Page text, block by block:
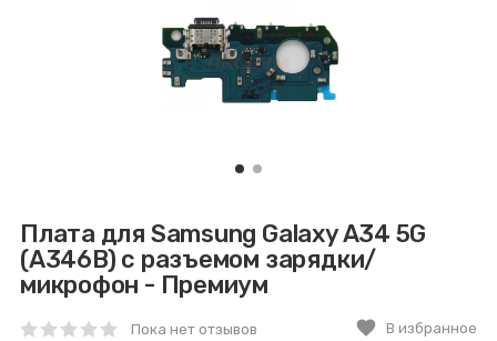
Плата для Samsung Galaxy A34 5G
(A346B) с разъемом зарядки/
микрофон - Премиум
Пока нет отзывов favorite В избранное